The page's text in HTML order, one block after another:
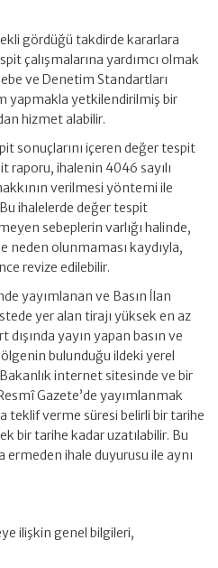
gördüğü takdirde kararlara
çalışmalarına yardımcı olmak
ve Denetim Standartları
yapmakla yetkilendirilmiş bir
hizmet alabilir.
sonuçlarını içeren değer tespit
raporu, ihalenin 4046 sayılı
verilmesi yöntemi ile
ihalelerde değer tespit
sebeplerin varlığı halinde,
neden olunmaması kaydıyla,
revize edilebilir.
yayımlanan ve Basın İlan
yer alan tirajı yüksek en az
yayın yapan basın ve
bulunduğu ildeki yerel
internet sitesinde ve bir
Gazete’de yayımlanmak
teklif verme süresi belirli bir tarihe
bir tarihe kadar uzatılabilir. Bu
ihale duyurusu ile aynı
ilişkin genel bilgileri,